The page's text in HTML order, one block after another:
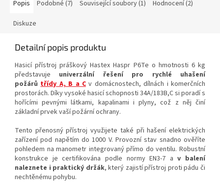
okamžitému zásahu. nouze neustále po ruce.
Popis Podobné (7) Související soubory (1) Hodnocení (2)
Diskuze
Detailní popis produktu
Hasicí přístroj práškový Hastex Haspr P6Te o hmotnosti 6 kg
představuje univerzální řešení pro rychlé uhašení
požárů třídy A, B a C v domácnostech, dílnách i komerčních
prostorách. Díky vysoké hasicí schopnosti 34A/183B,C si poradí s
hořícími pevnými látkami, kapalinami i plyny, což z něj činí
základní prvek vaší požární ochrany.
Tento přenosný přístroj využijete také při hašení elektrických
zařízení pod napětím do 1000 V. Provozní stav snadno ověříte
pohledem na manometr integrovaný přímo do ventilu. Robustní
konstrukce je certifikována podle normy EN3-7 av balení
naleznete i praktický držák, který zajistí přístroj proti pádu či
nechtěnému pohybu.